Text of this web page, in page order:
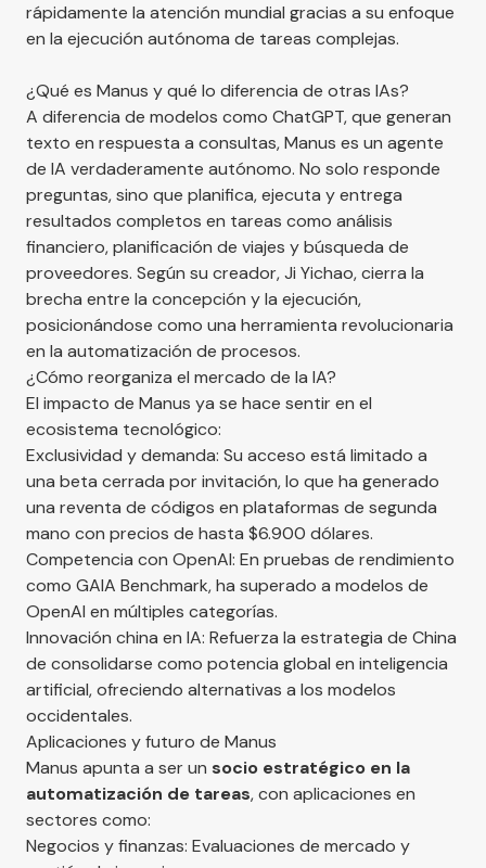
rápidamente la atención mundial gracias a su enfoque
en la ejecución autónoma de tareas complejas.
¿Qué es Manus y qué lo diferencia de otras IAs?
A diferencia de modelos como ChatGPT, que generan
texto en respuesta a consultas, Manus es un agente
de IA verdaderamente autónomo. No solo responde
preguntas, sino que planifica, ejecuta y entrega
resultados completos en tareas como análisis
financiero, planificación de viajes y búsqueda de
proveedores. Según su creador, Ji Yichao, cierra la
brecha entre la concepción y la ejecución,
posicionándose como una herramienta revolucionaria
en la automatización de procesos.
¿Cómo reorganiza el mercado de la IA?
El impacto de Manus ya se hace sentir en el
ecosistema tecnológico:
Exclusividad y demanda: Su acceso está limitado a
una beta cerrada por invitación, lo que ha generado
una reventa de códigos en plataformas de segunda
mano con precios de hasta $6.900 dólares.
Competencia con OpenAI: En pruebas de rendimiento
como GAIA Benchmark, ha superado a modelos de
OpenAI en múltiples categorías.
Innovación china en IA: Refuerza la estrategia de China
de consolidarse como potencia global en inteligencia
artificial, ofreciendo alternativas a los modelos
occidentales.
Aplicaciones y futuro de Manus
Manus apunta a ser un socio estratégico en la
automatización de tareas, con aplicaciones en
sectores como:
Negocios y finanzas: Evaluaciones de mercado y